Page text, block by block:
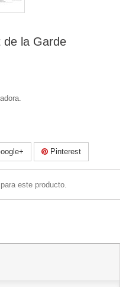
de la Garde
Pinterest
este producto.